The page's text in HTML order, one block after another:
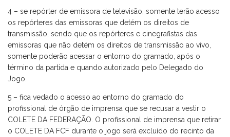
4 – se repórter de emissora de televisão, somente terão acesso
os repórteres das emissoras que detém os direitos de
transmissão, sendo que os repórteres e cinegrafistas das
emissoras que não detém os direitos de transmissão ao vivo,
somente poderão acessar o entorno do gramado, após o
término da partida e quando autorizado pelo Delegado do
Jogo.
5 – fica vedado o acesso ao entorno do gramado do
profissional de órgão de imprensa que se recusar a vestir o
COLETE DA FEDERAÇÃO. O profissional de imprensa que retirar
o COLETE DA FCF durante o jogo será excluído do recinto da